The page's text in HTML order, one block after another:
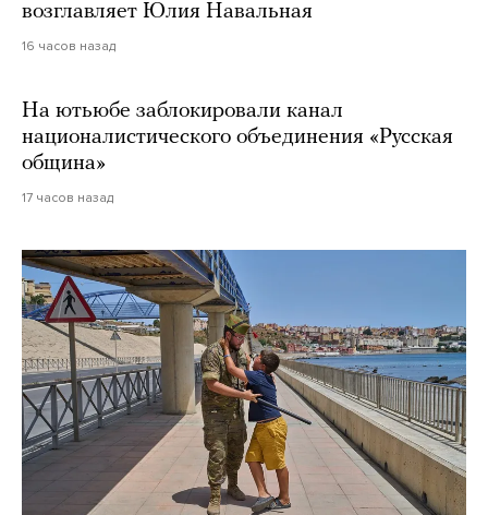
возглавляет Юлия Навальная
16 часов назад
На ютьюбе заблокировали канал
националистического объединения «Русская
община»
17 часов назад